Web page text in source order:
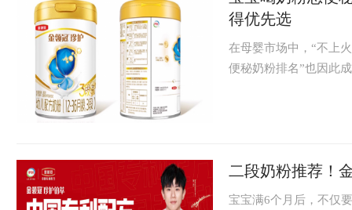
得优先选
在母婴市场中，“不上
便秘奶粉排名”也因此
二段奶粉推荐！
宝宝满6个月后，不仅